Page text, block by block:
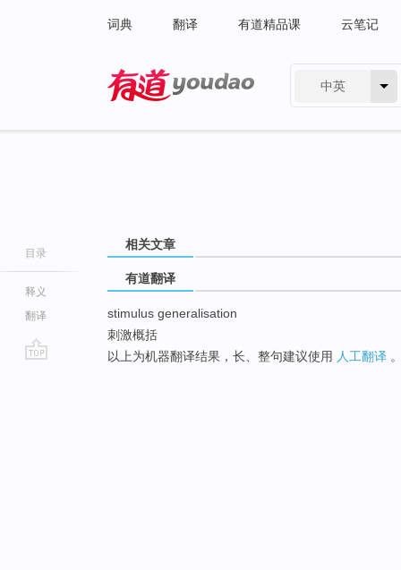
词典 翻译 有道精品课 云笔记
中英
目录
释义
翻译
相关文章
有道翻译
stimulus generalisation
刺激概括
以上为机器翻译结果，长、整句建议使用 人工翻译